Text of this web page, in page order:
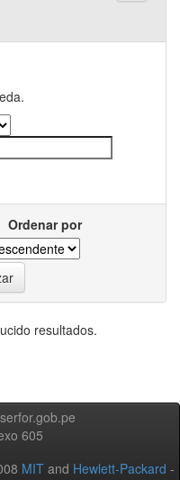
Ordenar por
resultados.
605
MIT and Hewlett-Packard -